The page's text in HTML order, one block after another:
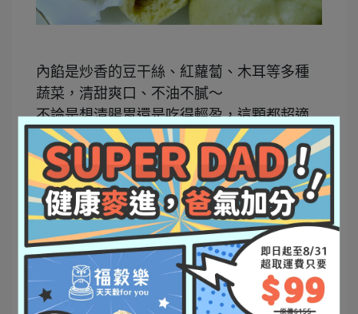
內餡是炒香的豆干絲、紅蘿蔔、木耳等多種
蔬菜，清甜爽口、不油不膩～
不論是想清腸胃還是吃得輕盈，這顆都超適
合🌱（蛋奶素）
🌾【黑麥雜糧饅頭】——穀香系素食代表
全素可食！以黑麥粉與多種全穀揉製的麵
皮，咬起來超Q彈～